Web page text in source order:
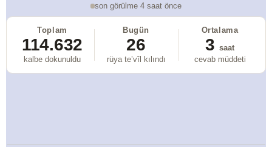
son görülme 4 saat önce
Toplam
114.632
kalbe dokunuldu
Bugün
26
rüya te’vîl kılındı
Ortalama
3 saat
cevab müddeti